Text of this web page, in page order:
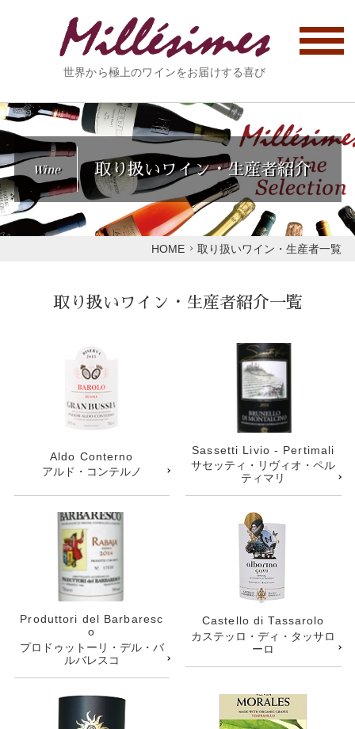
世界から極上のワインをお届けする喜び
Wine 取り扱いワイン・生産者紹介
HOME 取り扱いワイン・生産者一覧
取り扱いワイン・生産者紹介一覧
Aldo Conterno
アルド・コンテルノ
Sassetti Livio - Pertimali
サセッティ・リヴィオ・ペル
ティマリ
Produttori del Barbaresc
o
プロドゥットーリ・デル・バ
ルバレスコ
Castello di Tassarolo
カステッロ・ディ・タッサロ
ーロ